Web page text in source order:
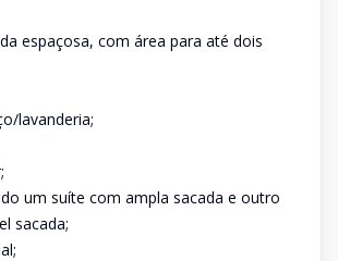
espaçosa, com área para até dois
lavanderia;
um suíte com ampla sacada e outro
sacada;